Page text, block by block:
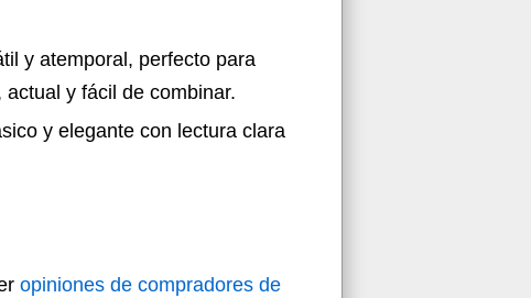
y atemporal, perfecto para
y fácil de combinar.
y elegante con lectura clara
opiniones de compradores de